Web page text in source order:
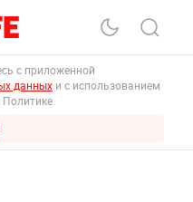
с приложенной
данных и с использованием